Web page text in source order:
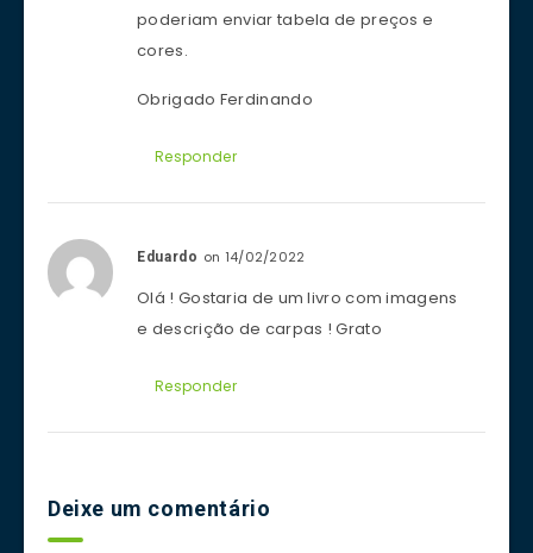
poderiam enviar tabela de preços e
cores.
Obrigado Ferdinando
Responder
Eduardo on 14/02/2022
Olá ! Gostaria de um livro com imagens
e descrição de carpas ! Grato
Responder
Deixe um comentário